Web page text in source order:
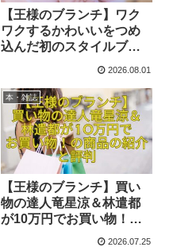
【王様のブランチ】ワク
ワクするかわいいをつめ
込んだ初のスタイルブッ
2026.08.01
本・雑誌
【王様のブランチ】買い
物の達人竜星涼＆林遣都
が10万円でお買い物！の
商品の紹介と評判
2026.07.25